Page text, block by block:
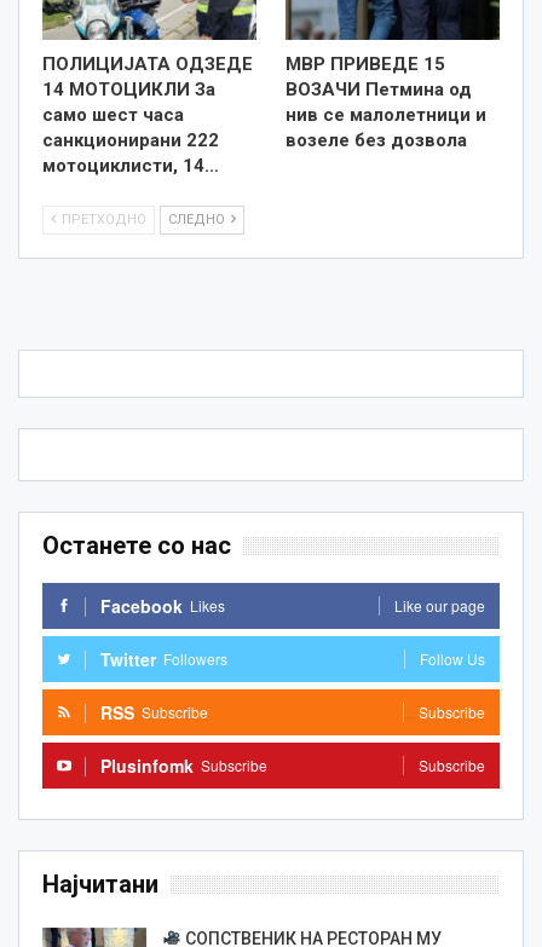
ПОЛИЦИЈАТА ОДЗЕДЕ
14 МОТОЦИКЛИ За
само шест часа
санкционирани 222
мотоциклисти, 14…
МВР ПРИВЕДЕ 15
ВОЗАЧИ Петмина од
нив се малолетници и
возеле без дозвола
ПРЕТХОДНО СЛЕДНО
Останете со нас
Facebook Likes Like our page
Twitter Followers Follow Us
RSS Subscribe Subscribe
Plusinfomk Subscribe Subscribe
Најчитани
СОПСТВЕНИК НА РЕСТОРАН МУ